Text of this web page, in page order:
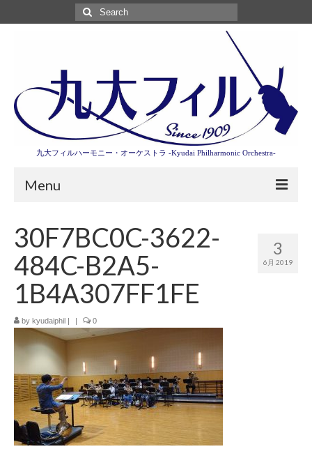
Search
for:
九大フィルハーモニー・オーケストラ -Kyudai Philharmonic Orchestra-
Menu
演奏会情報
九大フィルの歴史
ご寄付のお願い
演奏会の歴史
出張演奏
3
6月 2019
30F7BC0C-3622-
484C-B2A5-
1B4A307FF1FE
by kyudaiphil 0